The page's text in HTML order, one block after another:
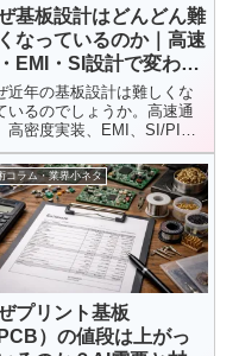
基板設計はどんどん難
なっているのか｜高速
EMI・SI設計で変わる
開発
近年の基板設計は難しくな
いるのでしょうか。高速通
高密度実装、EMI、SI/PI解
ど、PCB設計で複雑化が進
由をわかりやすく解説しま
コラム・業界小ネタ
プリント基板
PCB）の値段は上がっ